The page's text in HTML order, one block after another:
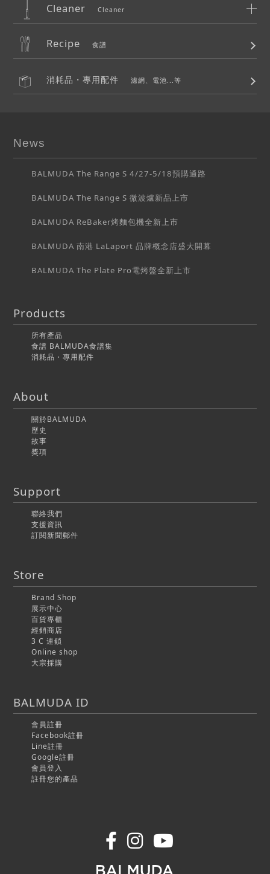
Cleaner Cleaner
Recipe 食譜
消耗品・專用配件 濾網、電池...等
News
BALMUDA The Range S 4/27-5/18預購通路
BALMUDA The Range S 微波爐新品上市
BALMUDA ReBaker烤麵包機全新上市
BALMUDA 南港 LaLaport 品牌概念店盛大開幕
BALMUDA The Plate Pro電烤盤全新上市
Products
所有產品
食譜 BALMUDA食譜集
消耗品・專用配件
Store
Brand Shop
展示中心
百貨專櫃
經銷商店
3 C 連鎖
Online shop
大宗採購
About
關於BALMUDA
歷史
故事
獎項
BALMUDA ID
會員註冊
Facebook註冊
Line註冊
Google註冊
會員登入
註冊您的產品
Support
聯絡我們
支援資訊
訂閱新聞郵件